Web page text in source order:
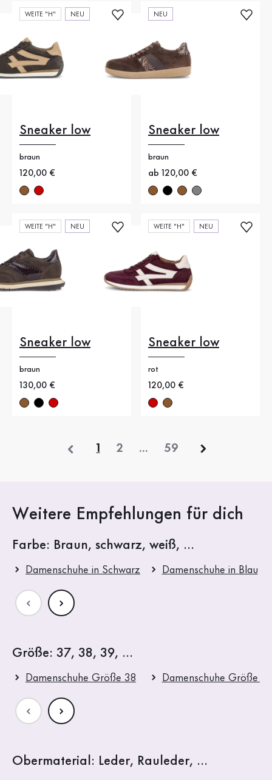
WEITE "H" NEU
Sneaker low
braun
Neuer Preis
120,00 €
NEU
Sneaker low
braun
Neuer Preis
ab 120,00 €
WEITE "H" NEU
Sneaker low
braun
Neuer Preis
130,00 €
WEITE "H" NEU
Sneaker low
rot
Neuer Preis
120,00 €
1 2 ... 59
Weitere Empfehlungen für dich
Farbe: Braun, schwarz, weiß, ...
Damenschuhe in Schwarz Damenschuhe in Blau
Größe: 37, 38, 39, ...
Damenschuhe Größe 38 Damenschuhe Größe
Obermaterial: Leder, Rauleder, ...